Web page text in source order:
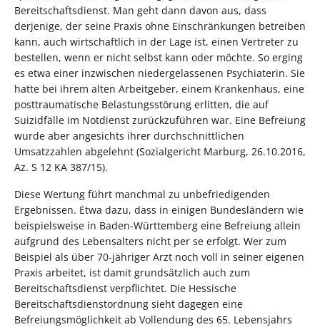
Bereitschaftsdienst. Man geht dann davon aus, dass
derjenige, der seine Praxis ohne Einschränkungen betreiben
kann, auch wirtschaftlich in der Lage ist, einen Vertreter zu
bestellen, wenn er nicht selbst kann oder möchte. So erging
es etwa einer inzwischen niedergelassenen Psychiaterin. Sie
hatte bei ihrem alten Arbeitgeber, einem Krankenhaus, eine
posttraumatische Belastungsstörung erlitten, die auf
Suizidfälle im Notdienst zurückzuführen war. Eine Befreiung
wurde aber angesichts ihrer durchschnittlichen
Umsatzzahlen abgelehnt (Sozialgericht Marburg, 26.10.2016,
Az. S 12 KA 387/15).
Diese Wertung führt manchmal zu unbefriedigenden
Ergebnissen. Etwa dazu, dass in einigen Bundesländern wie
beispielsweise in Baden-Württemberg eine Befreiung allein
aufgrund des Lebensalters nicht per se erfolgt. Wer zum
Beispiel als über 70-jähriger Arzt noch voll in seiner eigenen
Praxis arbeitet, ist damit grundsätzlich auch zum
Bereitschaftsdienst verpflichtet. Die Hessische
Bereitschaftsdienstordnung sieht dagegen eine
Befreiungsmöglichkeit ab Vollendung des 65. Lebensjahrs